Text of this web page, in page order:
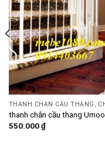
thanh chắn cầu thang Umoo
550.000₫